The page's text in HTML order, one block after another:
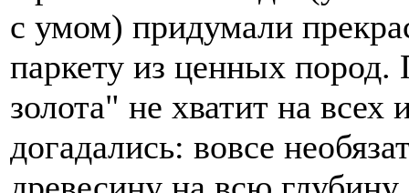
с умом) придумали
паркету из ценных пород.
золота" не хватит на
догадались: вовсе